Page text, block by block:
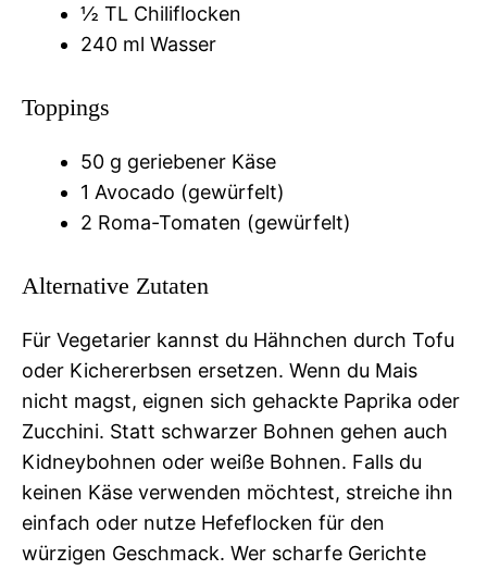
½ TL Chiliflocken
240 ml Wasser
Toppings
50 g geriebener Käse
1 Avocado (gewürfelt)
2 Roma-Tomaten (gewürfelt)
Alternative Zutaten
Für Vegetarier kannst du Hähnchen durch Tofu
oder Kichererbsen ersetzen. Wenn du Mais
nicht magst, eignen sich gehackte Paprika oder
Zucchini. Statt schwarzer Bohnen gehen auch
Kidneybohnen oder weiße Bohnen. Falls du
keinen Käse verwenden möchtest, streiche ihn
einfach oder nutze Hefeflocken für den
würzigen Geschmack. Wer scharfe Gerichte